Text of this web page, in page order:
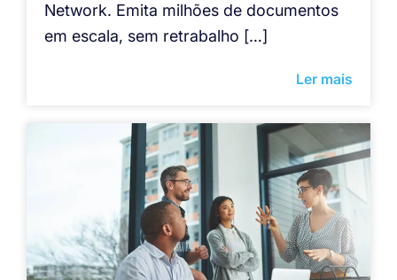
Network. Emita milhões de documentos
em escala, sem retrabalho […]
Ler mais